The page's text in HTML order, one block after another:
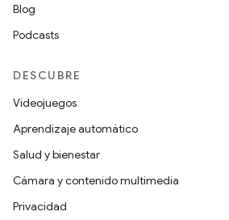
Blog
Podcasts
DESCUBRE
Videojuegos
Aprendizaje automático
Salud y bienestar
Cámara y contenido multimedia
Privacidad